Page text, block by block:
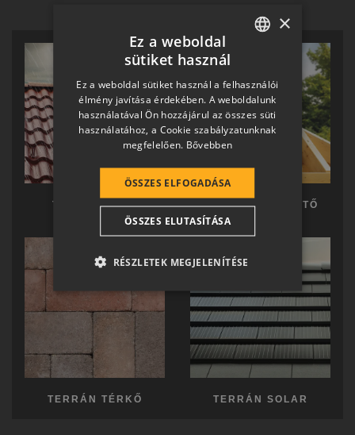
TERRÁN TETŐ TERRÁN KÉSZTETŐ
TERRÁN TÉRKŐ TERRÁN SOLAR
HUNGARIAN
SLOVAK
GERMAN
ROMANIAN
CROATIAN
SR
RO-HU
ITALIAN
×
Ez a weboldal
sütiket használ
Ez a weboldal sütiket használ a felhasználói
élmény javítása érdekében. A weboldalunk
használatával Ön hozzájárul az összes süti
használatához, a Cookie szabályzatunknak
megfelelően. Bővebben
ÖSSZES ELFOGADÁSA
ÖSSZES ELUTASÍTÁSA
RÉSZLETEK MEGJELENÍTÉSE